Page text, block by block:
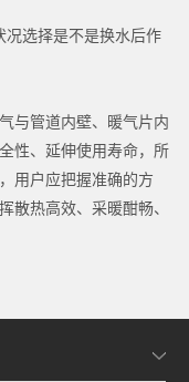
况选择是不是换水后作
与管道内壁、暖气片内
性、延伸使用寿命，所
用户应把握准确的方
散热高效、采暖酣畅、